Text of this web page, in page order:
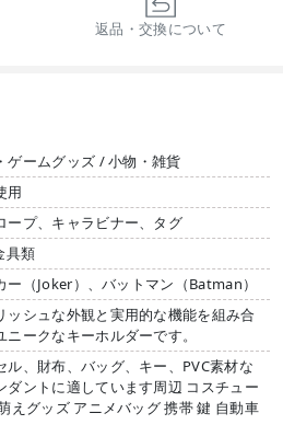
返品・交換について
ゲームグッズ / 小物・雑貨
用
ープ、キャラビナー、タグ
具類
ー（Joker）、バットマン（Batman）
ッシュな外観と実用的な機能を組み合
ニークなキーホルダーです。
ル、財布、バッグ、キー、PVC素材な
ダントに適しています周辺 コスチュー
えグッズ アニメバッグ 携帯 鍵 自動車